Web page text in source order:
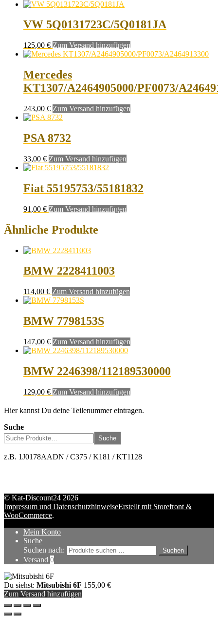
VW 5Q0131723C/5Q0181JA
125,00 € Zum Versand hinzufügen
Mercedes
KT1307/A2464905000/PF0073/
243,00 € Zum Versand hinzufügen
PSA 8732
33,00 € Zum Versand hinzufügen
Fiat 55195753/55181832
91,00 € Zum Versand hinzufügen
Ähnliche Produkte
BMW 2228411003
114,00 € Zum Versand hinzufügen
BMW 7798153S
147,00 € Zum Versand hinzufügen
BMW 2246398/112189530000
129,00 € Zum Versand hinzufügen
Hier kannst Du deine Teilenummer eintragen.
Suche
Suche
z.B. 1J0178AADN / C375 / K181 / KT1128
© Kat-Discount24 2026
Impressum und DatenschutzhinweiseErstellt mit Storefront &
WooCommerce.
Mein Konto
Suche
Suchen nach:
Suchen
Versand 0
Du siehst: Mitsubishi 6F 155,00 €
Zum Versand hinzufügen